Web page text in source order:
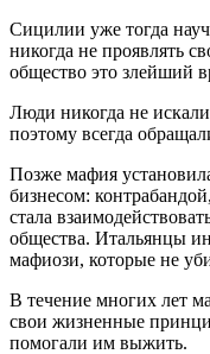
Сицилии уже тогда
никогда не проявлять
общество это злейший
Люди никогда не
поэтому всегда
Позже мафия
бизнесом:
стала
общества. Итальянцы
мафиози, которые не
В течение многих лет
свои жизненные
помогали им выжить.